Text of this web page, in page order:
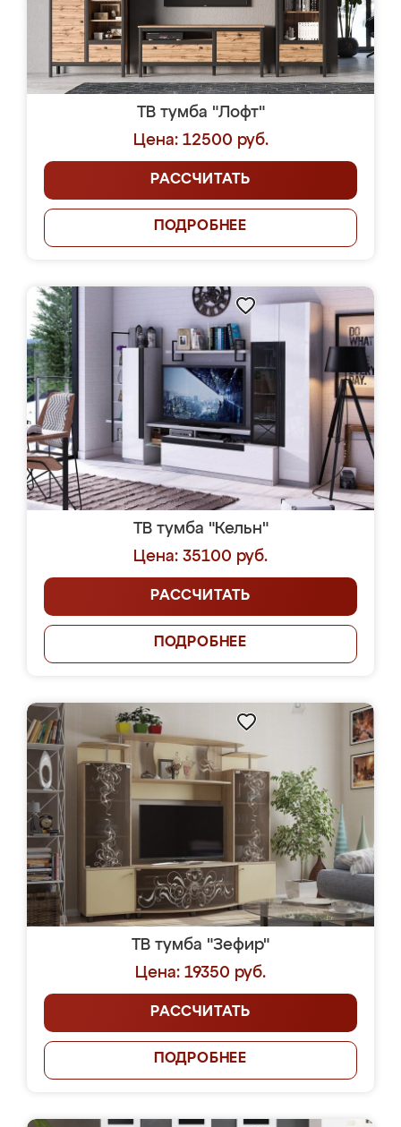
ТВ тумба "Лофт"
Цена: 12500 руб.
РАССЧИТАТЬ
ПОДРОБНЕЕ
ТВ тумба "Кельн"
Цена: 35100 руб.
РАССЧИТАТЬ
ПОДРОБНЕЕ
ТВ тумба "Зефир"
Цена: 19350 руб.
РАССЧИТАТЬ
ПОДРОБНЕЕ